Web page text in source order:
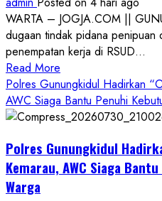
WARTA – JOGJA.COM ||
dugaan tindak pidana penipuan
penempatan kerja di RSUD...
Read More
more
about
Dugaan
Masuk
Kerja
Polres Gunungkidul Hadirkan
AWC Siaga Bantu Penuhi
Polres Gunungkidul
Kemarau, AWC Siaga
Warga